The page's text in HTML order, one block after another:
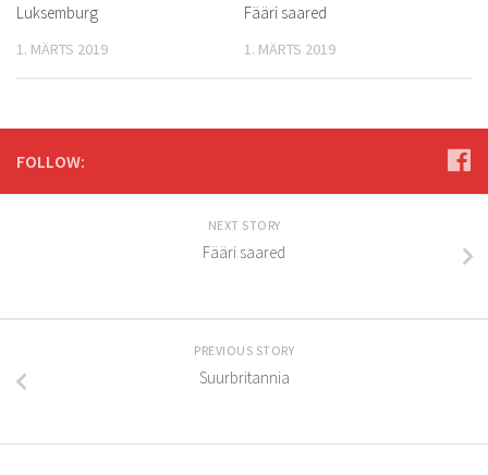
Luksemburg
1. MÄRTS 2019
Fääri saared
1. MÄRTS 2019
FOLLOW:
NEXT STORY
Fääri saared
PREVIOUS STORY
Suurbritannia